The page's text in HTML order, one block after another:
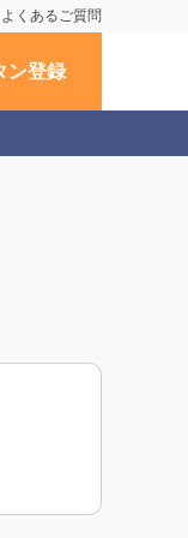
よくあるご質問
ン登録